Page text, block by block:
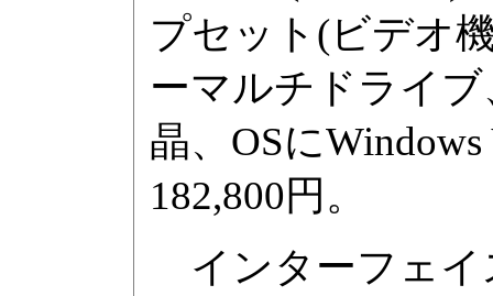
プセット(ビデオ
ーマルチドライ
晶、OSに
182,800円。
インターフェイ